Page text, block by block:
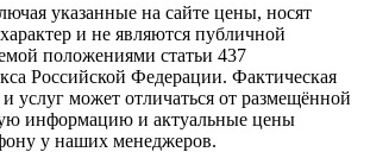
указанные на сайте цены, носят
и не являются публичной
положениями статьи 437
Российской Федерации. Фактическая
услуг может отличаться от размещённой
информацию и актуальные цены
у наших менеджеров.